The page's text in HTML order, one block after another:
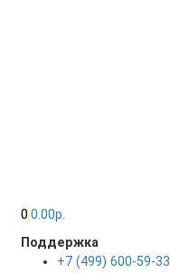
0 0.00р.
Поддержка
+7 (499) 600-59-33